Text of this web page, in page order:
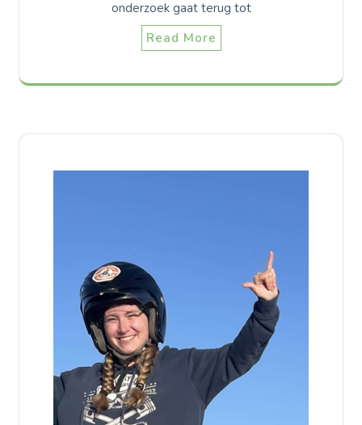
onderzoek gaat terug tot
Read More